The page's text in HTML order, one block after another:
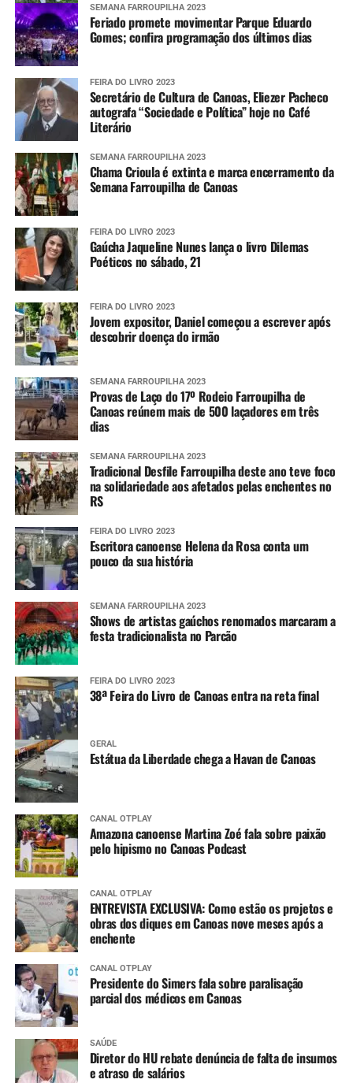
SEMANA FARROUPILHA 2023
Feriado promete movimentar Parque Eduardo
Gomes; confira programação dos últimos dias
FEIRA DO LIVRO 2023
Secretário de Cultura de Canoas, Eliezer Pacheco
autografa “Sociedade e Política” hoje no Café
Literário
SEMANA FARROUPILHA 2023
Chama Crioula é extinta e marca encerramento da
Semana Farroupilha de Canoas
FEIRA DO LIVRO 2023
Gaúcha Jaqueline Nunes lança o livro Dilemas
Poéticos no sábado, 21
FEIRA DO LIVRO 2023
Jovem expositor, Daniel começou a escrever após
descobrir doença do irmão
SEMANA FARROUPILHA 2023
Provas de Laço do 17º Rodeio Farroupilha de
Canoas reúnem mais de 500 laçadores em três
dias
SEMANA FARROUPILHA 2023
Tradicional Desfile Farroupilha deste ano teve foco
na solidariedade aos afetados pelas enchentes no
RS
FEIRA DO LIVRO 2023
Escritora canoense Helena da Rosa conta um
pouco da sua história
SEMANA FARROUPILHA 2023
Shows de artistas gaúchos renomados marcaram a
festa tradicionalista no Parcão
FEIRA DO LIVRO 2023
38ª Feira do Livro de Canoas entra na reta final
GERAL
Estátua da Liberdade chega a Havan de Canoas
CANAL OTPLAY
Amazona canoense Martina Zoé fala sobre paixão
pelo hipismo no Canoas Podcast
CANAL OTPLAY
ENTREVISTA EXCLUSIVA: Como estão os projetos e
obras dos diques em Canoas nove meses após a
enchente
CANAL OTPLAY
Presidente do Simers fala sobre paralisação
parcial dos médicos em Canoas
SAÚDE
Diretor do HU rebate denúncia de falta de insumos
e atraso de salários